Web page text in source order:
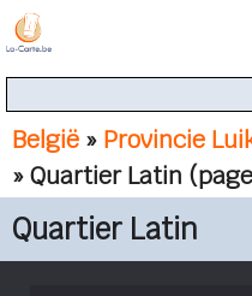
België » Provincie
» Quartier Latin
Quartier Latin